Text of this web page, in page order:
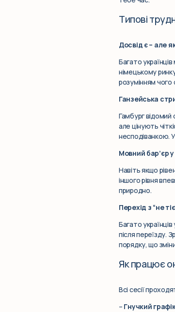
Типові
Досвід є – але
Багато
німецькому
розумінням
Ганзейська
Гамбург відомий
але цінують
несподіванкою.
Мовний бар’єр
Навіть якщо
іншого рівня
природно.
Перехід з “не
Багато
після переїзду.
порядку, що
Як працює
Всі сесії
– Гнучкий